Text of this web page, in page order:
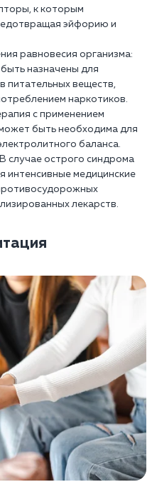
к которым
эйфорию и
равновесия организма:
назначены для
питательных веществ,
наркотиков.
с применением
быть необходима для
баланса.
случае острого синдрома
интенсивные медицинские
лекарств.